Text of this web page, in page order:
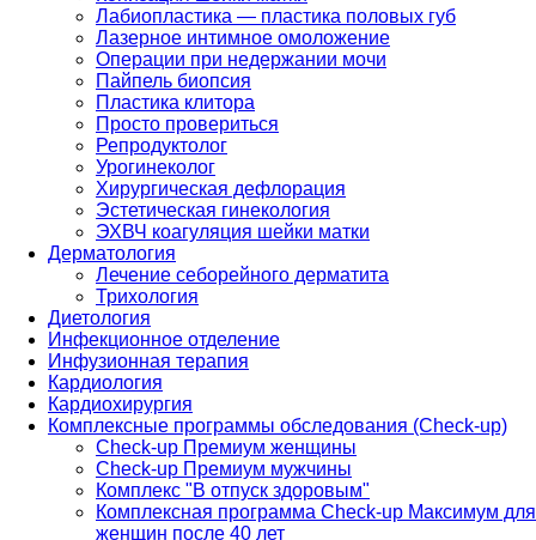
Лабиопластика — пластика половых губ
Лазерное интимное омоложение
Операции при недержании мочи
Пайпель биопсия
Пластика клитора
Просто провериться
Репродуктолог
Урогинеколог
Хирургическая дефлорация
Эстетическая гинекология
ЭХВЧ коагуляция шейки матки
Дерматология
Лечение себорейного дерматита
Трихология
Диетология
Инфекционное отделение
Инфузионная терапия
Кардиология
Кардиохирургия
Комплексные программы обследования (Check-up)
Check-up Премиум женщины
Check-up Премиум мужчины
Комплекс "В отпуск здоровым"
Комплексная программа Check-up Максимум для
женщин после 40 лет